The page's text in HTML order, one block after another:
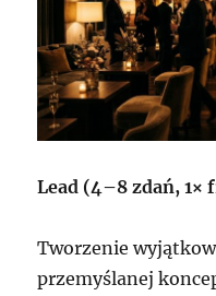
Lead (4–8 zdań, 1×
Tworzenie
przemyślanej